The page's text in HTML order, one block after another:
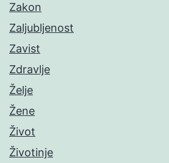
Zakon
Zaljubljenost
Zavist
Zdravlje
Želje
Žene
Život
Životinje